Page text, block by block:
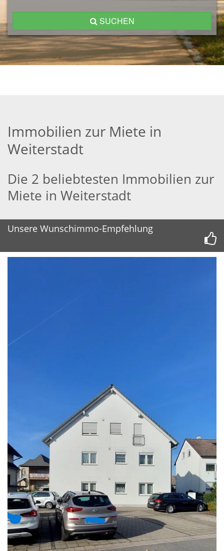
SUCHEN
Immobilien zur Miete in
Weiterstadt
Die 2 beliebtesten Immobilien zur
Miete in Weiterstadt
Unsere Wunschimmo-Empfehlung